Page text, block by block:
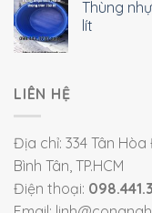
Thùng
lít
LIÊN HỆ
Địa chỉ: 334 Tân
Bình Tân, TP.HCM
Điện thoại: